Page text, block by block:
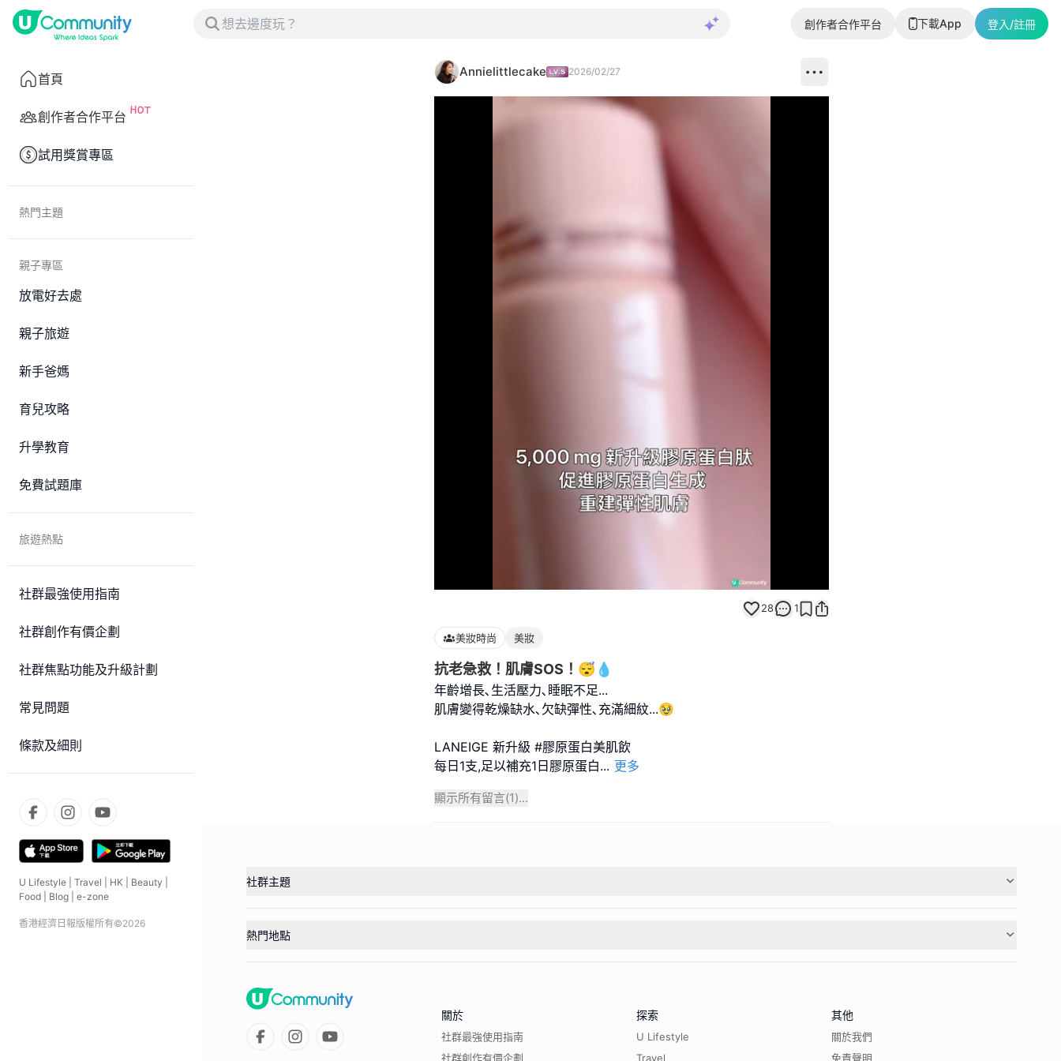
創作者合作平台 下載App 登入/註冊
首頁
創作者合作平台
試用獎賞專區
熱門主題
親子專區
放電好去處
親子旅遊
新手爸媽
育兒攻略
升學教育
免費試題庫
旅遊熱點
社群最強使用指南
社群創作有價企劃
社群焦點功能及升級計劃
常見問題
條款及細則
U Lifestyle Travel HK Beauty
Food
Blog e-zone
香港經濟日報版權所有©2026
Annielittlecake 2026/02/27
100.00%
28 1
美妝時尚 美妝
抗老急救！肌膚SOS！😴💧
年齡增長､生活壓力､睡眠不足...
肌膚變得乾燥缺水､欠缺彈性､充滿細紋...🥹
LANEIGE 新升級 #膠原蛋白美肌飲
每日1支,足以補充1日膠原蛋白... 更多
顯示所有留言(1)...
社群主題
熱門地點
關於
社群最強使用指南
社群創作有價企劃
探索
U Lifestyle
Travel
其他
關於我們
免責聲明